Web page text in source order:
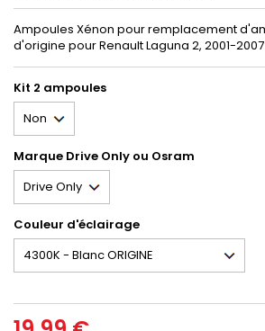
Ampoules Xénon pour remplacement
d'origine pour Renault Laguna 2, 2001-2007
Kit 2 ampoules
Marque Drive Only ou Osram
Couleur d'éclairage